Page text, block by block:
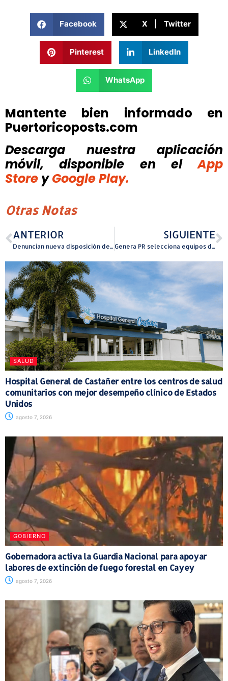
Facebook X | Twitter
Pinterest LinkedIn
WhatsApp
Mantente bien informado en
Puertoricoposts.com
Descarga nuestra aplicación
móvil, disponible
en el
App
Store y Google Play.
Otras Notas
ANTERIOR
Denuncian nueva disposición de ley que prohíbe plásticos de un solo uso en Puerto Rico
SIGUIENTE
Genera PR selecciona equipos de Siemens Energy para la Central Costa Sur
SALUD
Hospital General de Castañer entre los centros de salud
comunitarios con mejor desempeño clínico de Estados
Unidos
agosto 7, 2026
GOBIERNO
Gobernadora activa la Guardia Nacional para apoyar
labores de extinción de fuego forestal en Cayey
agosto 7, 2026